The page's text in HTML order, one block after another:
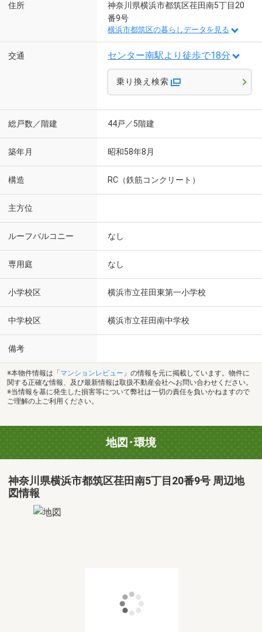
住所
神奈川県横浜市都筑区荏田南5丁目20
番9号
横浜市都筑区の暮らしデータを見る
交通 センター南駅より徒歩で18分
乗り換え検索
総戸数／階建 44戸／5階建
築年月 昭和58年8月
構造 RC（鉄筋コンクリート）
主方位
ルーフバルコニー なし
専用庭 なし
小学校区 横浜市立荏田東第一小学校
中学校区 横浜市立荏田南中学校
備考
※本物件情報は「 マンションレビュー 」の情報を元に掲載しています。物件に
関する正確な情報、及び最新情報は取扱不動産会社へお問い合わせください。
※当情報を基に発生した損害等について弊社は一切の責任を負いかねますので
ご理解の上ご利用ください。
地図･環境
神奈川県横浜市都筑区荏田南5丁目20番9号 周辺地
図情報